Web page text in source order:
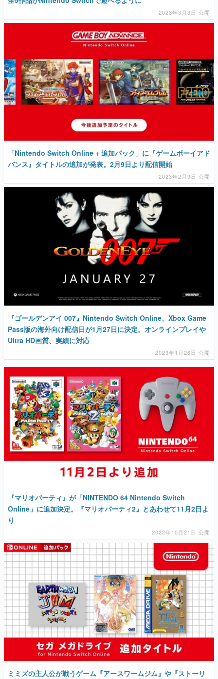
2023年3月3日 公開
「Nintendo Switch Online + 追加パック」に『ゲームボーイアド
バンス』タイトルの追加が発表。2月9日より配信開始
2023年2月9日 公開
『ゴールデンアイ 007』Nintendo Switch Online、Xbox Game
Pass版の海外向け配信日が1月27日に決定。オンラインプレイや
Ultra HD画質、実績に対応
2023年1月26日 公開
『マリオパーティ』が「NINTENDO 64 Nintendo Switch
Online」に追加決定。『マリオパーティ2』とあわせて11月2日よ
り
2022年10月21日 公開
ミミズの主人公が戦うゲーム『アースワームジム』や『ストーリ